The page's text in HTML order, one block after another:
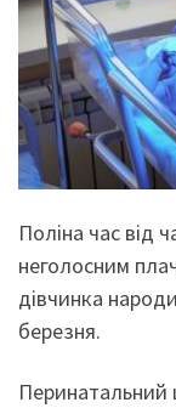
Поліна час від
неголосним
дівчинка
березня.
Перинатальний